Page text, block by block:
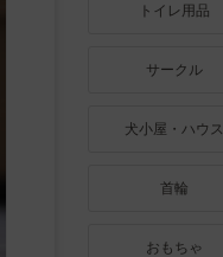
トイレ用品
サークル
犬小屋・ハウス
首輪
おもちゃ